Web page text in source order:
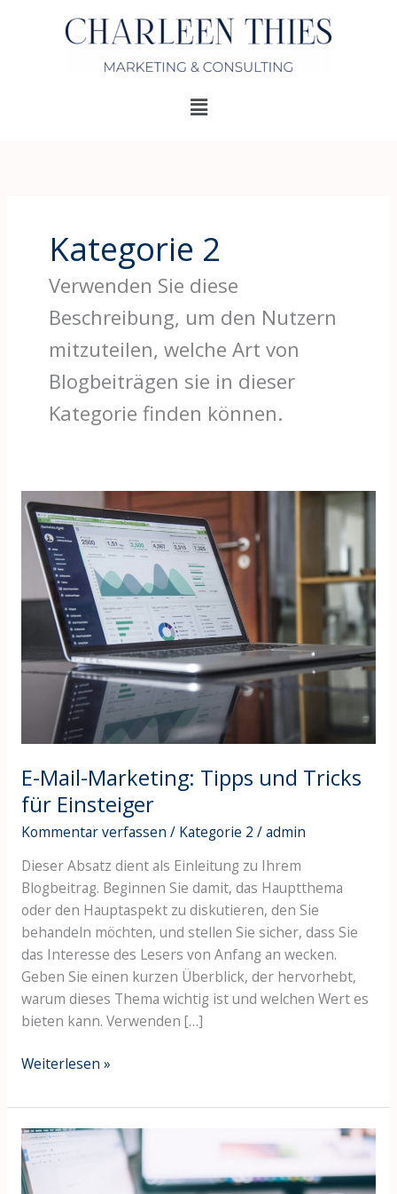
Menü
Kategorie 2
Verwenden Sie diese
Beschreibung, um den Nutzern
mitzuteilen, welche Art von
Blogbeiträgen sie in dieser
Kategorie finden können.
E-Mail-Marketing: Tipps und Tricks
für Einsteiger
Kommentar verfassen / Kategorie 2 /admin
Dieser Absatz dient als Einleitung zu Ihrem
Blogbeitrag. Beginnen Sie damit, das Hauptthema
oder den Hauptaspekt zu diskutieren, den Sie
behandeln möchten, und stellen Sie sicher, dass Sie
das Interesse des Lesers von Anfang an wecken.
Geben Sie einen kurzen Überblick, der hervorhebt,
warum dieses Thema wichtig ist und welchen Wert es
bieten kann. Verwenden […]
E-
Mail-
Marketing:
Tipps
Tricks
Einsteiger
Weiterlesen »
Automatisierung
im
Marketing: